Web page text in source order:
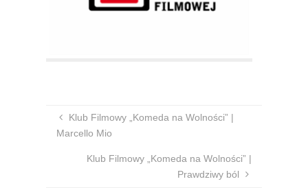
Klub Filmowy „Komeda na Wolności” |
Marcello Mio
Klub Filmowy „Komeda na Wolności” |
Prawdziwy ból